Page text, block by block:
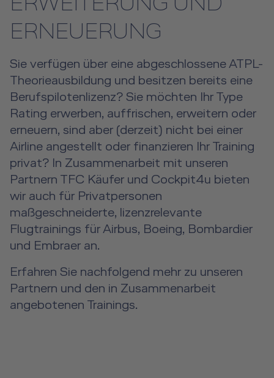
Event Locations
Workshop Locations
A2B Business Training
Über uns
Future Competence
Kontakt
DE|EN e-services
ERWEITERUNG UND
ERNEUERUNG
Sie verfügen über eine abgeschlossene ATPL-
Theorieausbildung und besitzen bereits eine
Berufspilotenlizenz? Sie möchten Ihr Type
Rating erwerben, auffrischen, erweitern oder
erneuern, sind aber (derzeit) nicht bei einer
Airline angestellt oder finanzieren Ihr Training
privat? In Zusammenarbeit mit unseren
Partnern TFC Käufer und Cockpit4u bieten
wir auch für Privatpersonen
maßgeschneiderte, lizenzrelevante
Flugtrainings für Airbus, Boeing, Bombardier
und Embraer an.
Erfahren Sie nachfolgend mehr zu unseren
Partnern und den in Zusammenarbeit
angebotenen Trainings.